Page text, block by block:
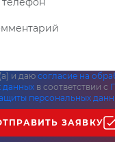
и даю согласие на
данных в соответствии с
персональных
ЗАЯВКУ